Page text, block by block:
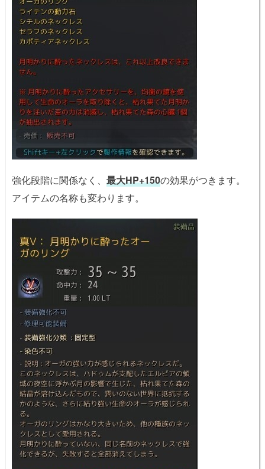
強化段階に関係なく、 最大HP+150の効果がつきます。
アイテムの名称も変わります。